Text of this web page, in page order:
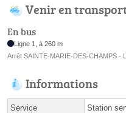
Venir en
En bus
Ligne 1, à 260 m
Arrêt SAINTE-MARIE-DES-CHAMPS -
Informations
Service Station